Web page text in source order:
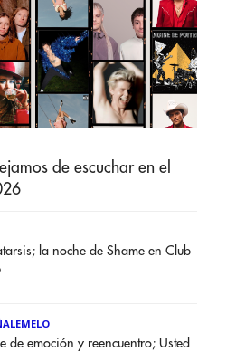
de escuchar en el
la noche de Shame en Club
de emoción y reencuentro; Usted